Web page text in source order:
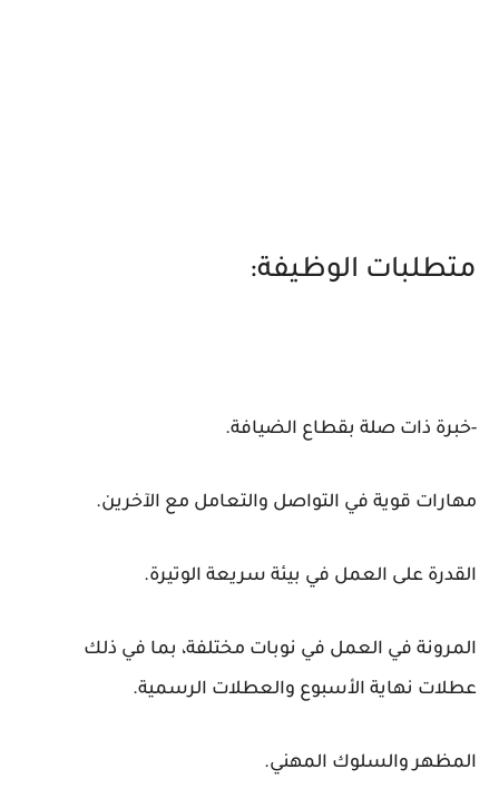
متطلبات الوظيفة:
-خبرة ذات صلة بقطاع الضيافة.
مهارات قوية في التواصل والتعامل مع الآخرين.
القدرة على العمل في بيئة سريعة الوتيرة.
المرونة في العمل في نوبات مختلفة، بما في ذلك
عطلات نهاية الأسبوع والعطلات الرسمية.
المظهر والسلوك المهني.